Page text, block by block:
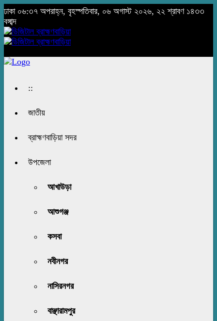
ঢাকা ০৬:৩৭ অপরাহ্ন, বৃহস্পতিবার, ০৬ অগাস্ট ২০২৬, ২২ শ্রাবণ ১৪৩৩
বঙ্গাব্দ
::
জাতীয়
ব্রাহ্মণবাড়িয়া সদর
উপজেলা
আখাউড়া
আশুগঞ্জ
কসবা
নবীনগর
নাসিরনগর
বাঞ্ছারামপুর